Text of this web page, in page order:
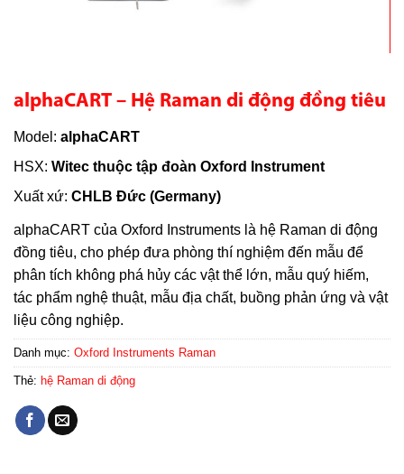
alphaCART – Hệ Raman di động đồng tiêu
Model: alphaCART
HSX: Witec thuộc tập đoàn Oxford Instrument
Xuất xứ: CHLB Đức (Germany)
alphaCART của Oxford Instruments là hệ Raman di động
đồng tiêu, cho phép đưa phòng thí nghiệm đến mẫu để
phân tích không phá hủy các vật thể lớn, mẫu quý hiếm,
tác phẩm nghệ thuật, mẫu địa chất, buồng phản ứng và vật
liệu công nghiệp.
Danh mục: Oxford Instruments Raman
Thẻ: hệ Raman di động